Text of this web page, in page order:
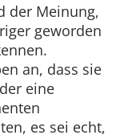
der Meinung,
geworden
an, dass sie
eine
es sei echt,